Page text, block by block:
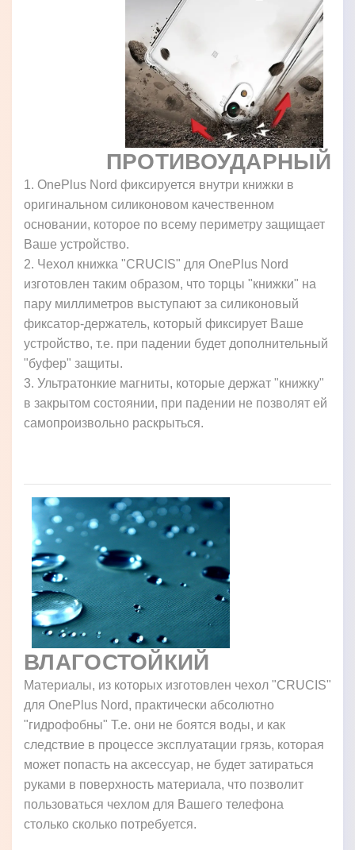
ПРОТИВОУДАРНЫЙ
1. OnePlus Nord фиксируется внутри книжки в
оригинальном силиконовом качественном
основании, которое по всему периметру защищает
Ваше устройство.
2. Чехол книжка "CRUCIS" для OnePlus Nord
изготовлен таким образом, что торцы "книжки" на
пару миллиметров выступают за силиконовый
фиксатор-держатель, который фиксирует Ваше
устройство, т.е. при падении будет дополнительный
"буфер" защиты.
3. Ультратонкие магниты, которые держат "книжку"
в закрытом состоянии, при падении не позволят ей
самопроизвольно раскрыться.
ВЛАГОСТОЙКИЙ
Материалы, из которых изготовлен чехол "CRUCIS"
для OnePlus Nord, практически абсолютно
"гидрофобны" Т.е. они не боятся воды, и как
следствие в процессе эксплуатации грязь, которая
может попасть на аксессуар, не будет затираться
руками в поверхность материала, что позволит
пользоваться чехлом для Вашего телефона
столько сколько потребуется.